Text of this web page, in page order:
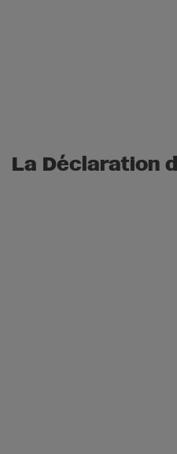
La Déclaration